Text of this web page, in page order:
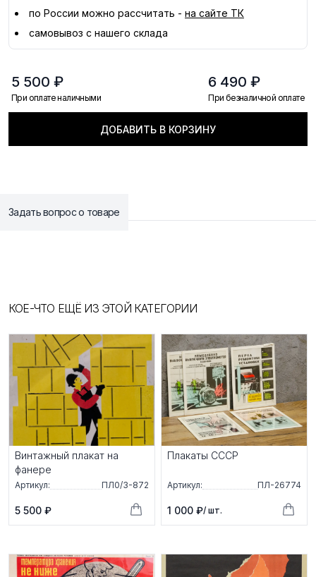
по России можно рассчитать - на сайте ТК
самовывоз с нашего склада
5 500 ₽
При оплате наличными
6 490 ₽
При безналичной оплате
ДОБАВИТЬ В КОРЗИНУ
Задать вопрос о товаре
КОЕ-ЧТО ЕЩЁ ИЗ ЭТОЙ КАТЕГОРИИ
Винтажный плакат на
фанере
Артикул: ПЛ0/3-872
5 500 ₽
Плакаты СССР
Артикул: ПЛ-26774
1 000 ₽/ шт.